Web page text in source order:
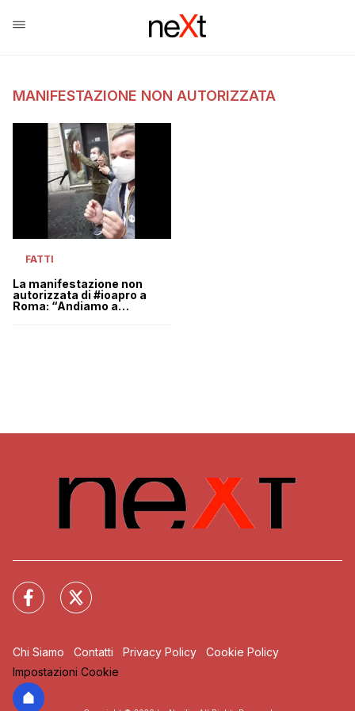
MANIFESTAZIONE NON AUTORIZZATA
FATTI
La manifestazione non
autorizzata di #ioapro a
Roma: “Andiamo a
Chi Siamo Contatti Privacy Policy
Cookie Policy
Impostazioni Cookie